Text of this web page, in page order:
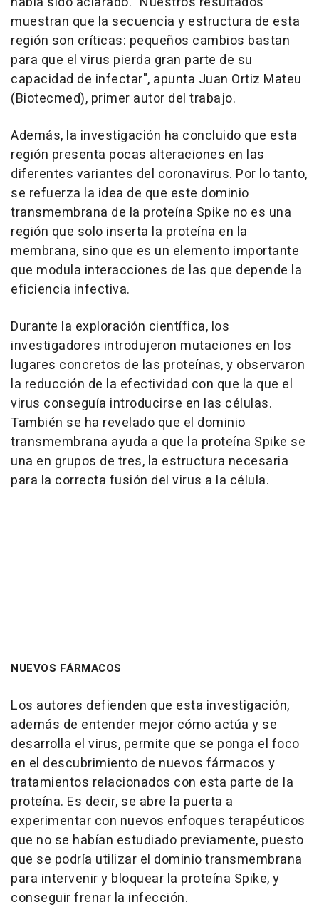
muestran que la secuencia y estructura de esta
región son críticas: pequeños cambios bastan
para que el virus pierda gran parte de su
capacidad de infectar", apunta Juan Ortiz Mateu
(Biotecmed), primer autor del trabajo.
Además, la investigación ha concluido que esta
región presenta pocas alteraciones en las
diferentes variantes del coronavirus. Por lo tanto,
se refuerza la idea de que este dominio
transmembrana de la proteína Spike no es una
región que solo inserta la proteína en la
membrana, sino que es un elemento importante
que modula interacciones de las que depende la
eficiencia infectiva.
Durante la exploración científica, los
investigadores introdujeron mutaciones en los
lugares concretos de las proteínas, y observaron
la reducción de la efectividad con que la que el
virus conseguía introducirse en las células.
También se ha revelado que el dominio
transmembrana ayuda a que la proteína Spike se
una en grupos de tres, la estructura necesaria
para la correcta fusión del virus a la célula.
NUEVOS FÁRMACOS
Los autores defienden que esta investigación,
además de entender mejor cómo actúa y se
desarrolla el virus, permite que se ponga el foco
en el descubrimiento de nuevos fármacos y
tratamientos relacionados con esta parte de la
proteína. Es decir, se abre la puerta a
experimentar con nuevos enfoques terapéuticos
que no se habían estudiado previamente, puesto
que se podría utilizar el dominio transmembrana
para intervenir y bloquear la proteína Spike, y
conseguir frenar la infección.